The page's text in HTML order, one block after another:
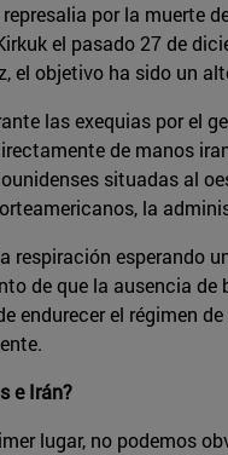
por la
el pasado 27 de
el objetivo ha sido un
las exequias por el
de manos
situadas al
la
respiración esperando
de que la ausencia
endurecer el régimen
e Irán?
lugar, no podemos